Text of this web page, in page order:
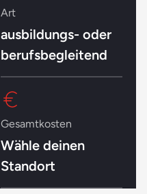
Art
ausbildungs- oder
berufsbegleitend
Gesamtkosten
Wähle deinen
Standort